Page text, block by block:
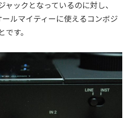
ックとなっているのに対し、
ルマイティーに使えるコンボジ
す。